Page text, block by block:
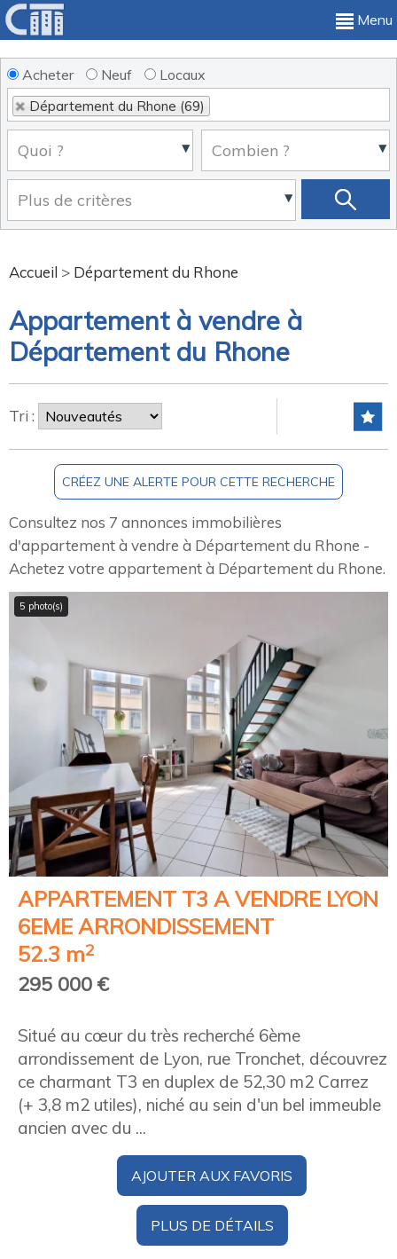
Menu
Acheter Neuf Locaux
Département du Rhone (69)
Accueil > Département du Rhone
Appartement à vendre à
Département du Rhone
Tri :
Consultez nos 7 annonces immobilières
d'appartement à vendre à Département du Rhone -
Achetez votre appartement à Département du Rhone.
5 photo(s)
APPARTEMENT T3 A VENDRE LYON
6EME ARRONDISSEMENT
52.3 m2
295 000 €
Situé au cœur du très recherché 6ème
arrondissement de Lyon, rue Tronchet, découvrez
ce charmant T3 en duplex de 52,30 m2 Carrez
(+ 3,8 m2 utiles), niché au sein d'un bel immeuble
ancien avec du ...
AJOUTER AUX FAVORIS
PLUS DE DÉTAILS